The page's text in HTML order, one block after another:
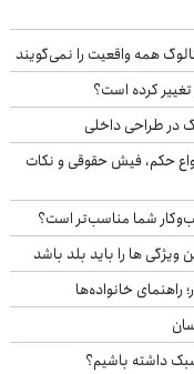
همه واقعیت را نمی‌گویند
در طراحی داخلی
حکم، فیش حقوقی و نکات
شما مناسب‌تر است؟
ها را باید بلد باشد
داشته باشیم؟